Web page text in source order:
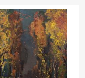
Labem(1883–1957)Podzimní